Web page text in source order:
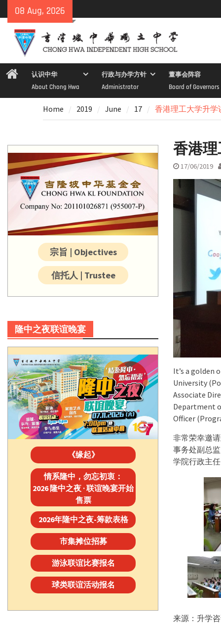
to
content
08 Aug, 2026
Home认识中华
About Chong Hwa
行政与办学方针
Administrator
董事会阵容
Board of Governors
Home 2019 June 17 香港理工大学升学
香港
17/06/2019
It’s a golden
University
Associate
Department
Officer
非常荣幸邀
事务处副总
学院行政主
来源：升学
宗旨 | Objectives
信托人 | Trustee
隆中之夜联谊晚宴
《缘起》
情系隆中，勿忘初衷：
2026 隆中之夜 · 联谊晚宴开始
售票
2026年隆中之夜-筹款表格
市集摊位招募
游泳联谊比赛报名
球类联谊活动报名